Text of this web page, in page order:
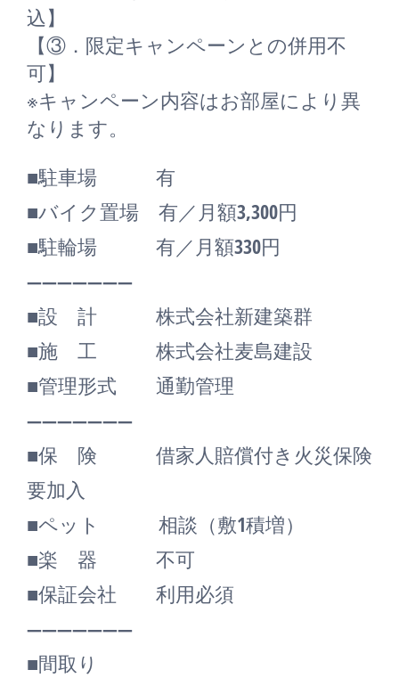
込】
【③．限定キャンペーンとの併用不
可】
※キャンペーン内容はお部屋により異
なります。
■駐車場 有
■バイク置場 有／月額3,300円
■駐輪場 有／月額330円
―――――――
■設 計 株式会社新建築群
■施 工 株式会社麦島建設
■管理形式 通勤管理
―――――――
■保 険 借家人賠償付き火災保険
要加入
■ペット 相談（敷1積増）
■楽 器 不可
■保証会社 利用必須
―――――――
■間取り